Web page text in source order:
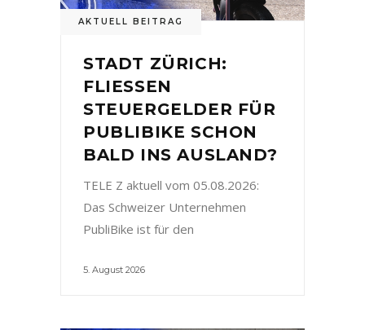
AKTUELL BEITRAG
STADT ZÜRICH:
FLIESSEN
STEUERGELDER FÜR
PUBLIBIKE SCHON
BALD INS AUSLAND?
TELE Z aktuell vom 05.08.2026:
Das Schweizer Unternehmen
PubliBike ist für den
5. August 2026